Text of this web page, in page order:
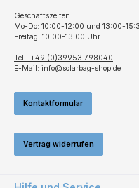
Geschäftszeiten:
Mo-Do: 10:00-12:00 und 13:00-
Freitag: 10:00-13:00 Uhr
Tel.: +49 (0)39953 798040
E-Mail: info@solarbag-shop.de
Kontaktformular
Vertrag widerrufen